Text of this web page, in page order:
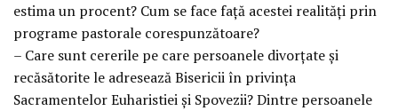
estima un procent? Cum se face faţă acestei realităţi prin
programe pastorale corespunzătoare?
– Care sunt cererile pe care persoanele divorţate şi
recăsătorite le adresează Bisericii în privinţa
Sacramentelor Euharistiei şi Spovezii? Dintre persoanele